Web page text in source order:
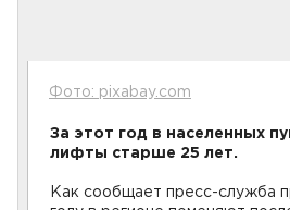
Фото: pixabay.com
За этот год в населенных
лифты старше 25 лет.
Как сообщает пресс-служба